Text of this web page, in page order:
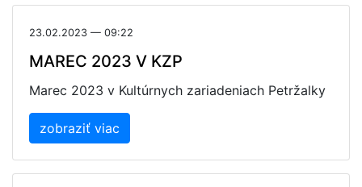
23.02.2023 — 09:22
MAREC 2023 V KZP
Marec 2023 v Kultúrnych zariadeniach Petržalky
zobraziť viac